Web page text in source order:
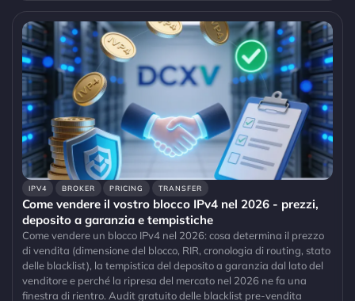
IPV4 BROKER PRICING TRANSFER
Come vendere il vostro blocco IPv4 nel 2026 - prezzi,
deposito a garanzia e tempistiche
Come vendere un blocco IPv4 nel 2026: cosa determina il prezzo
di vendita (dimensione del blocco, RIR, cronologia di routing, stato
delle blacklist), la tempistica del deposito a garanzia dal lato del
venditore e perché la ripresa del mercato nel 2026 ne fa una
finestra di rientro. Audit gratuito delle blacklist pre-vendita